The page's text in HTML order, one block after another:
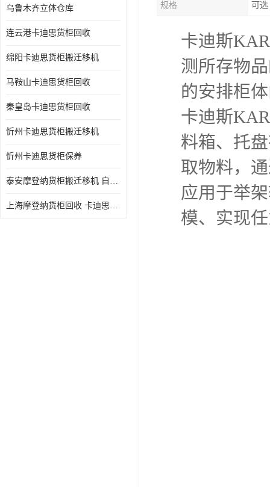
乌鲁木齐立体仓库
连云港卡迪思货柜回收
绵阳卡迪思货柜搬迁移机
马鞍山卡迪思货柜回收
秦皇岛卡迪思货柜回收
忻州卡迪思货柜搬迁移机
忻州卡迪思货柜保养
泰安摩登纳货柜搬迁移机 自动立体仓储货柜回收
上海摩登纳货柜回收 卡迪思货柜回收
规格 可选
卡迪斯
测所存物
的安排柜
卡迪斯
料箱、托
取物料，
应用于举
模、实现